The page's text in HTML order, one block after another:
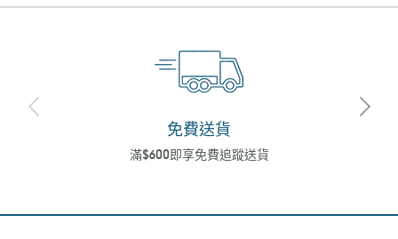
免費送貨
滿$600即享免費追蹤送貨